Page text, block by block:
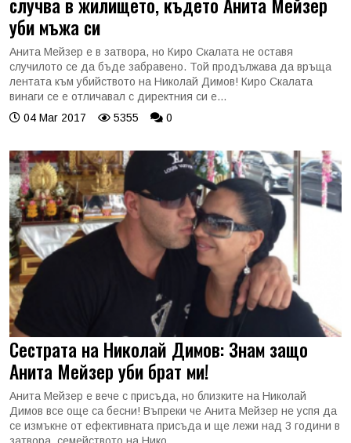
уби мъжа си
Анита Мейзер е в затвора, но Киро Скалата не оставя
случилото се да бъде забравено. Той продължава да връща
лентата към убийството на Николай Димов! Киро Скалата
винаги се е отличавал с директния си е...
04 Mar 2017
5355 0
Сестрата на Николай Димов: Знам защо
Анита Мейзер уби брат ми!
Анита Мейзер е вече с присъда, но близките на Николай
Димов все още са бесни! Въпреки че Анита Мейзер не успя да
се измъкне от ефективната присъда и ще лежи над 3 години в